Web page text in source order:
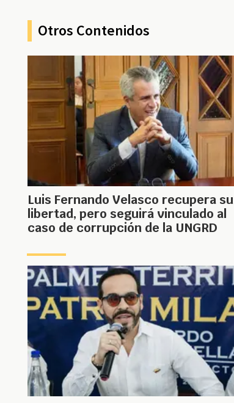
Otros Contenidos
Luis Fernando Velasco recupera su
libertad, pero seguirá vinculado al
caso de corrupción de la UNGRD